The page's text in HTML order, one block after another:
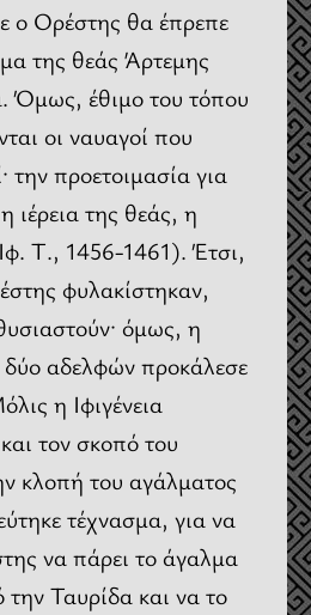
ο Ορέστης θα έπρεπε
της θεάς Άρτεμης
Όμως, έθιμο του τόπου
οι ναυαγοί που
την προετοιμασία για
ιέρεια της θεάς, η
Τ., 1456-1461). Έτσι,
φυλακίστηκαν,
όμως, η
αδελφών προκάλεσε
η Ιφιγένεια
τον σκοπό του
κλοπή του αγάλματος
τέχνασμα, για να
να πάρει το άγαλμα
Ταυρίδα και να το